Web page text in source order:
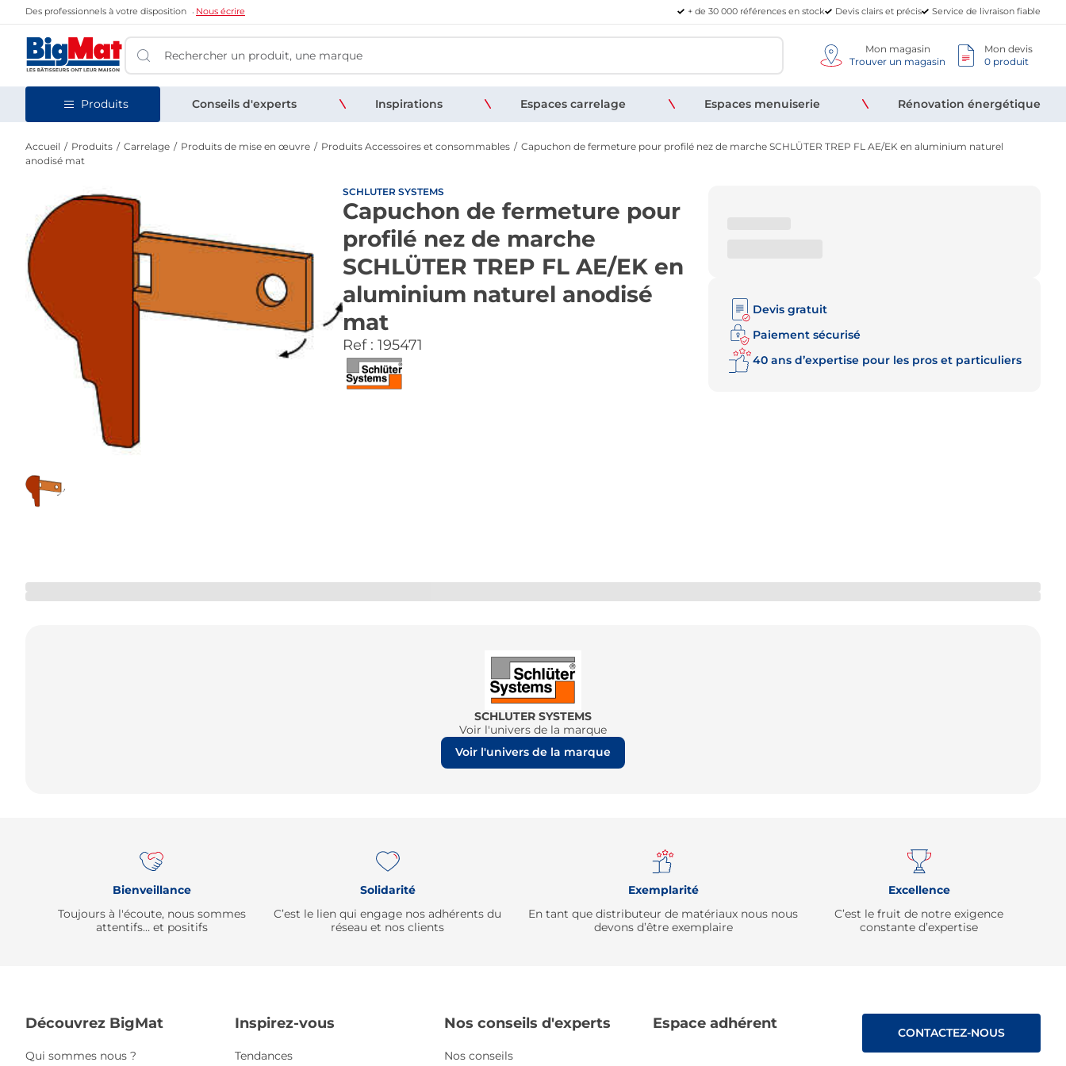
Des professionnels à votre disposition Nous écrire + de 30 000 références en stock Devis clairs et précis Service de livraison fiable
Mon magasin
Trouver un magasin
Mon devis
0 produit
Produits Conseils d'experts Inspirations Espaces carrelage Espaces menuiserie Rénovation énergétique
Accueil Produits Carrelage Produits de mise en œuvre Produits Accessoires et consommables
Capuchon de fermeture pour profilé nez de marche SCHLÜTER TREP FL AE/EK en aluminium naturel
anodisé mat
SCHLUTER SYSTEMS
Capuchon de fermeture pour
profilé nez de marche
SCHLÜTER TREP FL AE/EK en
aluminium naturel anodisé
mat
Ref : 195471
Devis gratuit
Paiement sécurisé
40 ans d’expertise pour les pros et particuliers
SCHLUTER SYSTEMS
Voir l'univers de la marque
Voir l'univers de la marque
Bienveillance
Toujours à l'écoute, nous sommes
attentifs… et positifs
Solidarité
C’est le lien qui engage nos adhérents du
réseau et nos clients
Exemplarité
En tant que distributeur de matériaux nous nous
devons d’être exemplaire
Excellence
C’est le fruit de notre exigence
constante d’expertise
Découvrez BigMat
Qui sommes nous ?
Inspirez-vous
Tendances
Nos conseils d'experts
Nos conseils
Espace adhérent
CONTACTEZ-NOUS